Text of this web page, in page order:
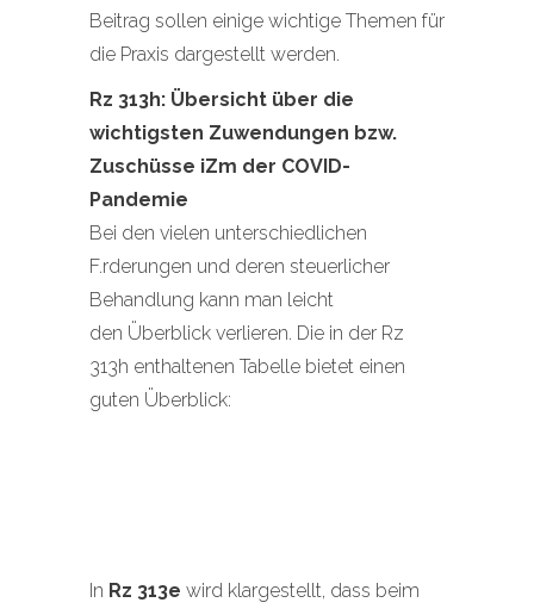
Beitrag sollen einige wichtige Themen für
die Praxis dargestellt werden.
Rz 313h: Übersicht über die
wichtigsten Zuwendungen bzw.
Zuschüsse iZm der COVID-
Pandemie
Bei den vielen unterschiedlichen
F.rderungen und deren steuerlicher
Behandlung kann man leicht
den Überblick verlieren. Die in der Rz
313h enthaltenen Tabelle bietet einen
guten Überblick:
In Rz 313e wird klargestellt, dass beim